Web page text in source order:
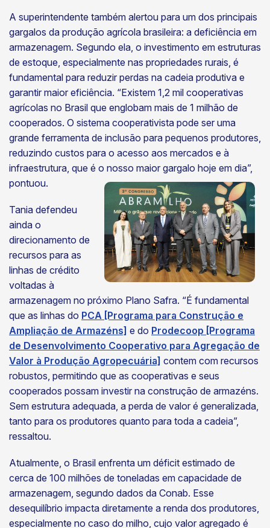
A superintendente também alertou para um dos principais
gargalos da produção agrícola brasileira: a deficiência em
armazenagem. Segundo ela, o investimento em estruturas
de estoque, especialmente nas propriedades rurais, é
fundamental para reduzir perdas na cadeia produtiva e
garantir maior eficiência. “Existem 1,2 mil cooperativas
agrícolas no Brasil que englobam mais de 1 milhão de
cooperados. O sistema cooperativista pode ser uma
grande ferramenta de inclusão para pequenos produtores,
reduzindo custos para o acesso aos mercados e à
infraestrutura, que é o nosso maior gargalo hoje em dia”,
pontuou.
Tania defendeu
ainda o
direcionamento de
recursos para as
linhas de crédito
voltadas à
armazenagem no próximo Plano Safra. “É fundamental
que as linhas do PCA [Programa para Construção e
Ampliação de Armazéns] e do Prodecoop [Programa
de Desenvolvimento Cooperativo para Agregação de
Valor à Produção Agropecuária] contem com recursos
robustos, permitindo que as cooperativas e seus
cooperados possam investir na construção de armazéns.
Sem estrutura adequada, a perda de valor é generalizada,
tanto para os produtores quanto para toda a cadeia”,
ressaltou.
Atualmente, o Brasil enfrenta um déficit estimado de
cerca de 100 milhões de toneladas em capacidade de
armazenagem, segundo dados da Conab. Esse
desequilíbrio impacta diretamente a renda dos produtores,
especialmente no caso do milho, cujo valor agregado é